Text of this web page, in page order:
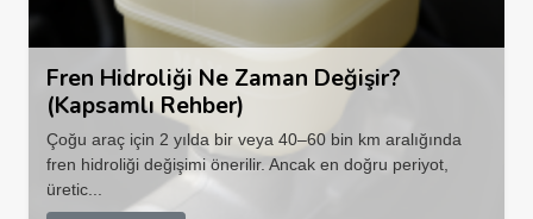
Fren Hidroliği Ne Zaman Değişir?
(Kapsamlı Rehber)
Çoğu araç için 2 yılda bir veya 40–60 bin km aralığında
fren hidroliği değişimi önerilir. Ancak en doğru periyot,
üretic...